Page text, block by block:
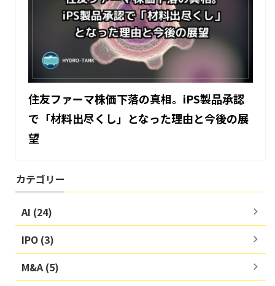
住友ファーマ株価下落の真相。iPS製品承認
で「材料出尽くし」となった理由と今後の展
望
カテゴリー
AI (24)
IPO (3)
M&A (5)